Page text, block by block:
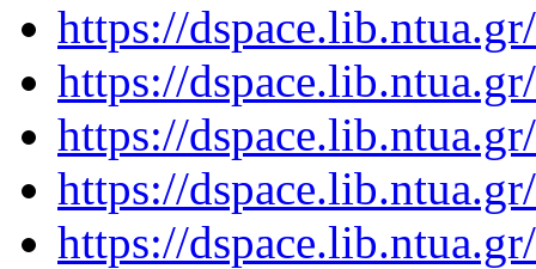
https://
https://
https://
https://
https://